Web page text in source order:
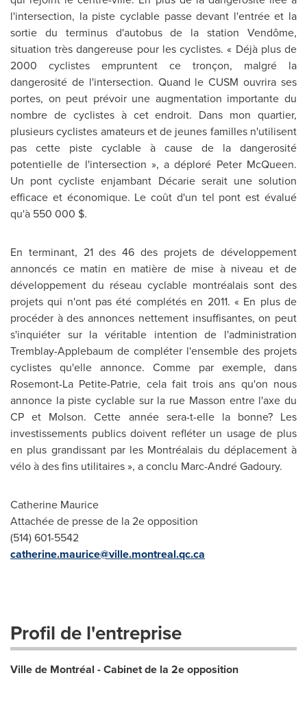
l'intersection, la piste cyclable passe devant l'entrée et la
sortie du terminus d'autobus de la station Vendôme,
situation très dangereuse pour les cyclistes. « Déjà plus de
2000 cyclistes empruntent ce tronçon, malgré la
dangerosité de l'intersection. Quand le CUSM ouvrira ses
portes, on peut prévoir une augmentation importante du
nombre de cyclistes à cet endroit. Dans mon quartier,
plusieurs cyclistes amateurs et de jeunes familles n'utilisent
pas cette piste cyclable à cause de la dangerosité
potentielle de l'intersection », a déploré Peter McQueen.
Un pont cycliste enjambant Décarie serait une solution
efficace et économique. Le coût d'un tel pont est évalué
qu'à 550 000 $.
En terminant, 21 des 46 des projets de développement
annoncés ce matin en matière de mise à niveau et de
développement du réseau cyclable montréalais sont des
projets qui n'ont pas été complétés en 2011. « En plus de
procéder à des annonces nettement insuffisantes, on peut
s'inquiéter sur la véritable intention de l'administration
Tremblay-Applebaum de compléter l'ensemble des projets
cyclistes qu'elle annonce. Comme par exemple, dans
Rosemont-La Petite-Patrie, cela fait trois ans qu'on nous
annonce la piste cyclable sur la rue Masson entre l'axe du
CP et Molson. Cette année sera-t-elle la bonne? Les
investissements publics doivent refléter un usage de plus
en plus grandissant par les Montréalais du déplacement à
vélo à des fins utilitaires », a conclu Marc-André Gadoury.
Catherine Maurice
Attachée de presse de la 2e opposition
(514) 601-5542
catherine.maurice@ville.montreal.qc.ca
Profil de l'entreprise
Ville de Montréal - Cabinet de la 2e opposition